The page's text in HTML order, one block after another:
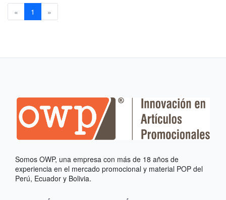
« Previous
1 (current)
»
Somos OWP, una empresa con más de 18 años de
experiencia en el mercado promocional y material POP del
Perú, Ecuador y Bolivia.